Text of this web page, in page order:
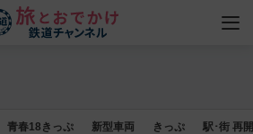
青春18きっぷ 新型車両 きっぷ 駅･街 再